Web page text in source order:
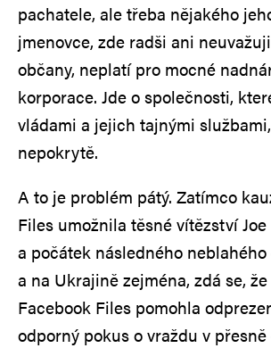
pachatele, ale třeba nějakého
jmenovce, zde radši ani
občany, neplatí pro mocné
korporace. Jde o společnosti,
vládami a jejich tajnými
nepokrytě.
A to je problém pátý. Zatímco
Files umožnila těsné vítězství
a počátek následného
a na Ukrajině zejména, zdá se,
Facebook Files pomohla
odporný pokus o vraždu v